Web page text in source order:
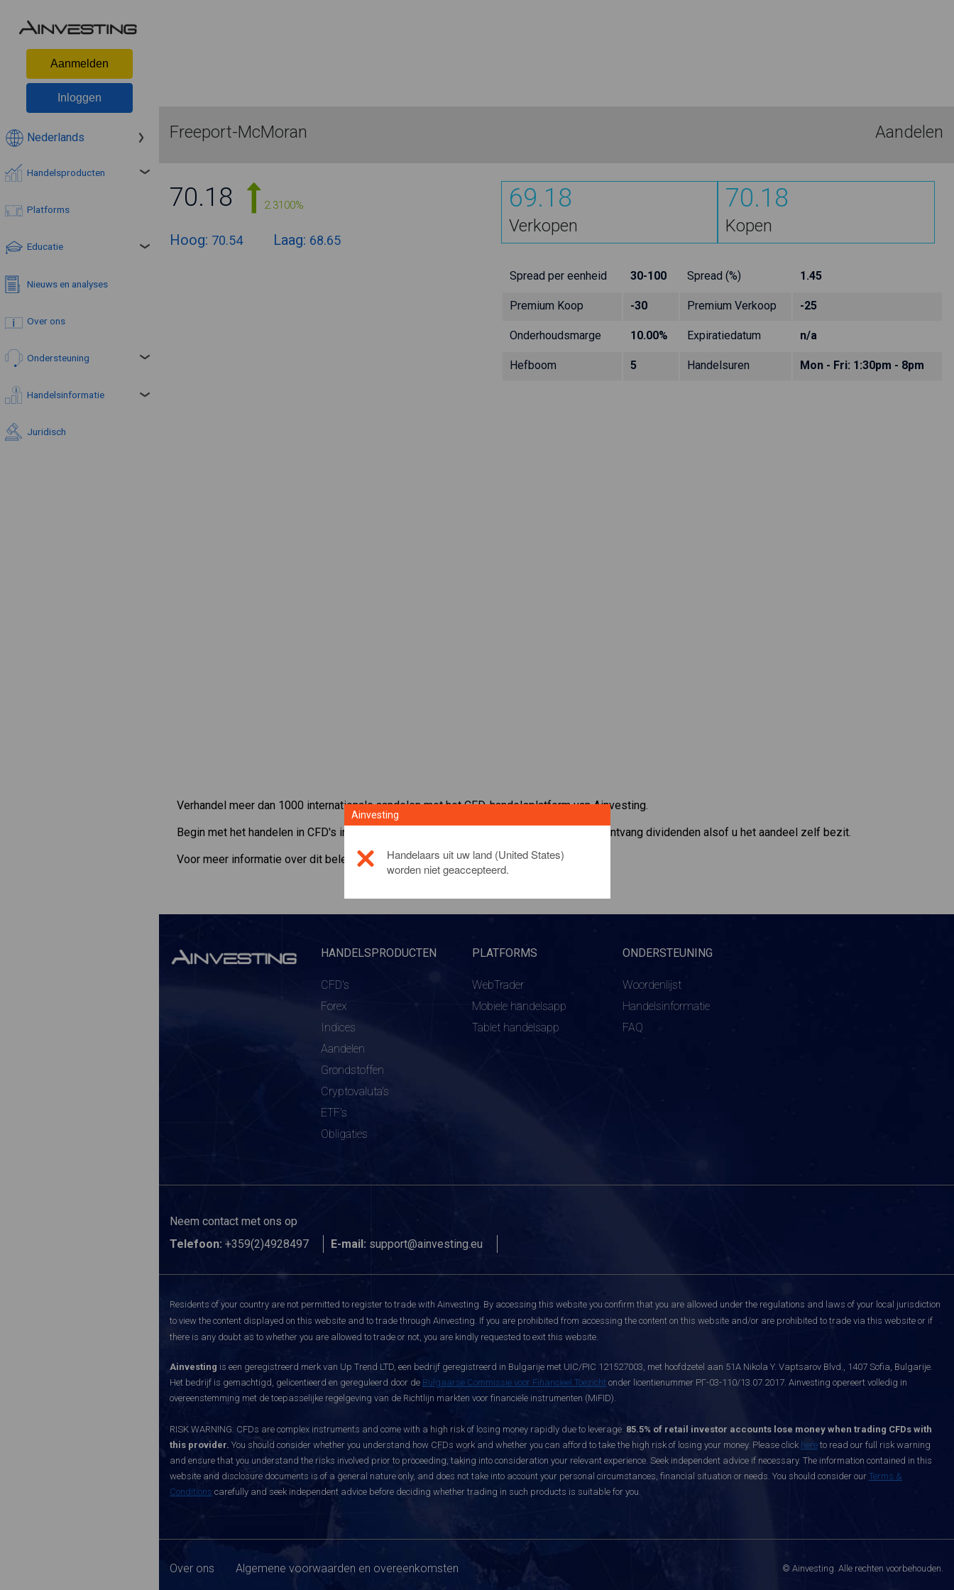
Aanmelden
Inloggen
Nederlands
Handelsproducten
Platforms
Educatie
Nieuws en analyses
Over ons
Ondersteuning
Handelsinformatie
Juridisch
Freeport-McMoran Aandelen
70.18 2.3100%
Hoog: 70.54 Laag: 68.65
69.18
Verkopen
70.18
Kopen
Spread per eenheid 30-100 Spread (%) 1.45
Premium Koop -30 Premium Verkoop -25
Onderhoudsmarge 10.00% Expiratiedatum n/a
Hefboom 5 Handelsuren Mon - Fri: 1:30pm - 8pm
Verhandel meer dan 1000 internationale aandelen met het CFD-handelsplatform van Ainvesting.
Begin met het handelen in CFD's in
. Ontvang realtime koersen en ontvang dividenden alsof u het aandeel zelf bezit.
Voor meer informatie over dit beleggingsproduct, gelieveclick here
HANDELSPRODUCTEN
CFD's
Forex
Indices
Aandelen
Grondstoffen
Cryptovaluta's
ETF's
Obligaties
PLATFORMS
WebTrader
Mobiele handelsapp
Tablet handelsapp
ONDERSTEUNING
Woordenlijst
Handelsinformatie
FAQ
Neem contact met ons op
Telefoon: +359(2)4928497 E-mail: support@ainvesting.eu
Residents of your country are not permitted to register to trade with Ainvesting. By accessing this website you confirm that you are allowed under the regulations and laws of your local jurisdiction
to view the content displayed on this website and to trade through Ainvesting. If you are prohibited from accessing the content on this website and/or are prohibited to trade via this website or if
there is any doubt as to whether you are allowed to trade or not, you are kindly requested to exit this website.
Ainvesting is een geregistreerd merk van Up Trend LTD, een bedrijf geregistreerd in Bulgarije met UIC/PIC 121527003, met hoofdzetel aan 51A Nikola Y. Vaptsarov Blvd., 1407 Sofia, Bulgarije.
Het bedrijf is gemachtigd, gelicentieerd en gereguleerd door de Bulgaarse Commissie voor Financieel Toezicht onder licentienummer РГ-03-110/13.07.2017. Ainvesting opereert volledig in
overeenstemming met de toepasselijke regelgeving van de Richtlijn markten voor financiële instrumenten (MiFID).
RISK WARNING: CFDs are complex instruments and come with a high risk of losing money rapidly due to leverage. 85.5% of retail investor accounts lose money when trading CFDs with
this provider. You should consider whether you understand how CFDs work and whether you can afford to take the high risk of losing your money. Please click here to read our full risk warning
and ensure that you understand the risks involved prior to proceeding, taking into consideration your relevant experience. Seek independent advice if necessary. The information contained in this
website and disclosure documents is of a general nature only, and does not take into account your personal circumstances, financial situation or needs. You should consider our Terms &
Conditions carefully and seek independent advice before deciding whether trading in such products is suitable for you.
Over ons Algemene voorwaarden en overeenkomsten © Ainvesting. Alle rechten voorbehouden.
Ainvesting
Handelaars uit uw land (United States)
worden niet geaccepteerd.